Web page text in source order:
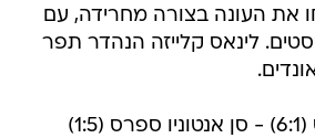
את העונה בצורה מחרידה, עם
ו-8 אסיסטים. לינאס קלייזה הנהדר תפר
שארלוט בובקאטס (6:1) - סן אנטוניו ספרס (1:5)